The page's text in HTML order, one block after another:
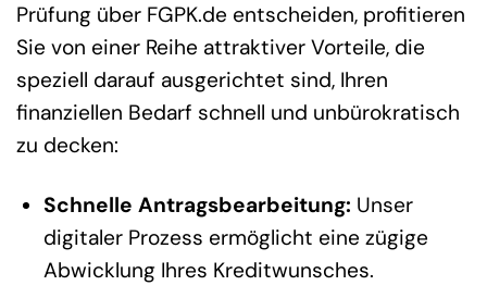
Prüfung über FGPK.de entscheiden, profitieren
Sie von einer Reihe attraktiver Vorteile, die
speziell darauf ausgerichtet sind, Ihren
finanziellen Bedarf schnell und unbürokratisch
zu decken:
Schnelle Antragsbearbeitung: Unser
digitaler Prozess ermöglicht eine zügige
Abwicklung Ihres Kreditwunsches.